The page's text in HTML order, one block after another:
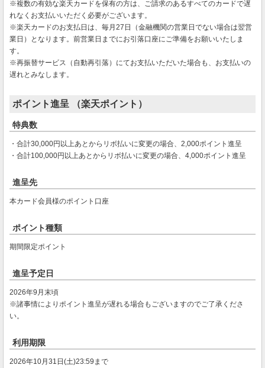
※複数の有効な楽天カードを保有の方は、ご請求のあるすべてのカードで遅
れなくお支払いいただく必要がございます。
※楽天カードのお支払日は、毎月27日（金融機関の営業日でない場合は翌営
業日）となります。前営業日までにお引落口座にご準備をお願いいたしま
す。
※再振替サービス（自動再引落）にてお支払いただいた場合も、お支払いの
遅れとみなします。
ポイント進呈 （楽天ポイント）
特典数
・合計30,000円以上あとからリボ払いに変更の場合、2,000ポイント進呈
・合計100,000円以上あとからリボ払いに変更の場合、4,000ポイント進呈
進呈先
本カード会員様のポイント口座
ポイント種類
期間限定ポイント
進呈予定日
2026年9月末頃
※諸事情によりポイント進呈が遅れる場合もございますのでご了承くださ
い。
利用期限
2026年10月31日(土)23:59まで